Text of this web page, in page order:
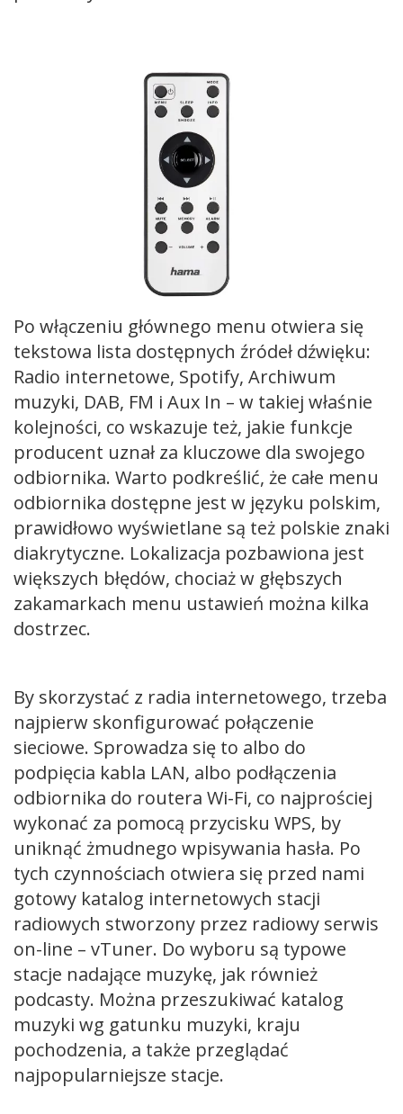
Po włączeniu głównego menu otwiera się
tekstowa lista dostępnych źródeł dźwięku:
Radio internetowe, Spotify, Archiwum
muzyki, DAB, FM i Aux In – w takiej właśnie
kolejności, co wskazuje też, jakie funkcje
producent uznał za kluczowe dla swojego
odbiornika. Warto podkreślić, że całe menu
odbiornika dostępne jest w języku polskim,
prawidłowo wyświetlane są też polskie znaki
diakrytyczne. Lokalizacja pozbawiona jest
większych błędów, chociaż w głębszych
zakamarkach menu ustawień można kilka
dostrzec.
By skorzystać z radia internetowego, trzeba
najpierw skonfigurować połączenie
sieciowe. Sprowadza się to albo do
podpięcia kabla LAN, albo podłączenia
odbiornika do routera Wi-Fi, co najprościej
wykonać za pomocą przycisku WPS, by
uniknąć żmudnego wpisywania hasła. Po
tych czynnościach otwiera się przed nami
gotowy katalog internetowych stacji
radiowych stworzony przez radiowy serwis
on-line – vTuner. Do wyboru są typowe
stacje nadające muzykę, jak również
podcasty. Można przeszukiwać katalog
muzyki wg gatunku muzyki, kraju
pochodzenia, a także przeglądać
najpopularniejsze stacje.